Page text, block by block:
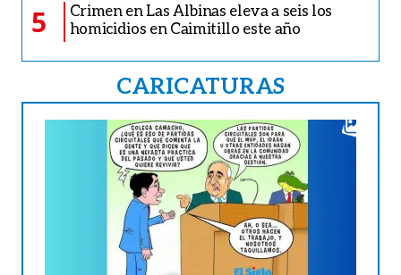
5
Crimen en Las Albinas eleva a seis los
homicidios en Caimitillo este año
CARICATURAS